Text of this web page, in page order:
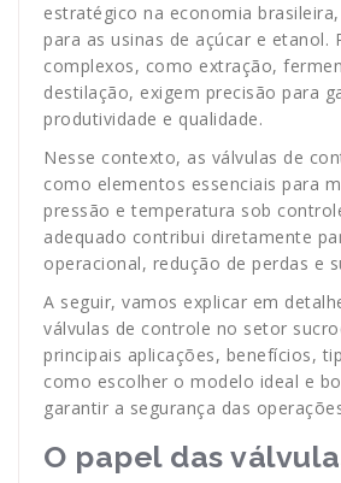
estratégico na economia
para as usinas de açúcar e etanol.
complexos, como extração,
destilação, exigem precisão para
produtividade e qualidade.
Nesse contexto, as válvulas de
como elementos essenciais para
pressão e temperatura sob
adequado contribui diretamente
operacional, redução de perdas e
A seguir, vamos explicar em
válvulas de controle no setor
principais aplicações, benefícios,
como escolher o modelo ideal e
garantir a segurança das
O papel das